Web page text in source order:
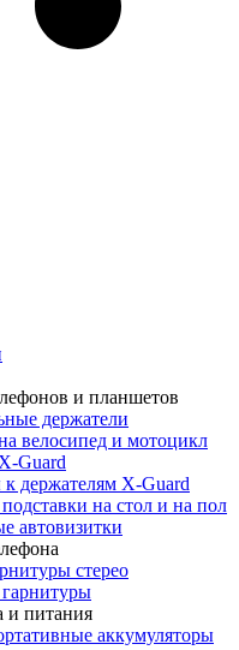
и планшетов
держатели
велосипед и мотоцикл
Guard
к держателям X-Guard
на стол и на пол
автовизитки
стерео
и питания
аккумуляторы